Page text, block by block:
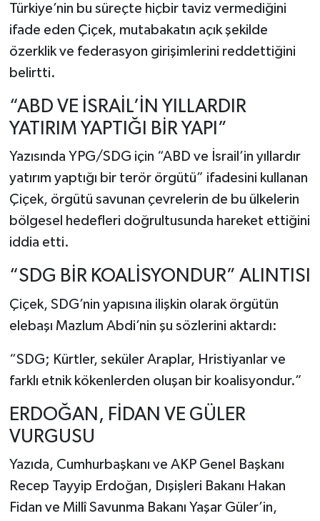
Türkiye’nin bu süreçte hiçbir taviz vermediğini
ifade eden Çiçek, mutabakatın açık şekilde
özerklik ve federasyon girişimlerini reddettiğini
belirtti.
“ABD VE İSRAİL’İN YILLARDIR
YATIRIM YAPTIĞI BİR YAPI”
Yazısında YPG/SDG için “ABD ve İsrail’in yıllardır
yatırım yaptığı bir terör örgütü” ifadesini kullanan
Çiçek, örgütü savunan çevrelerin de bu ülkelerin
bölgesel hedefleri doğrultusunda hareket ettiğini
iddia etti.
“SDG BİR KOALİSYONDUR” ALINTISI
Çiçek, SDG’nin yapısına ilişkin olarak örgütün
elebaşı Mazlum Abdi’nin şu sözlerini aktardı:
“SDG; Kürtler, seküler Araplar, Hristiyanlar ve
farklı etnik kökenlerden oluşan bir koalisyondur.”
ERDOĞAN, FİDAN VE GÜLER
VURGUSU
Yazıda, Cumhurbaşkanı ve AKP Genel Başkanı
Recep Tayyip Erdoğan, Dışişleri Bakanı Hakan
Fidan ve Millî Savunma Bakanı Yaşar Güler’in,